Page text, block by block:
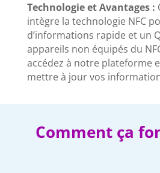
Technologie et Avantages :
intègre la technologie NFC
d’informations rapide et un
appareils non équipés du
accédez à notre plateforme
mettre à jour vos
Comment ça